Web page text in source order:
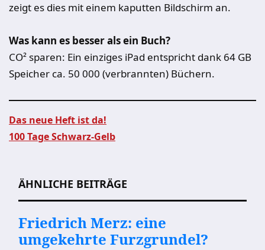
zeigt es dies mit einem kaputten Bildschirm an.
Was kann es besser als ein Buch?
CO² sparen: Ein einziges iPad entspricht dank 64 GB
Speicher ca. 50 000 (verbrannten) Büchern.
Das neue Heft ist da!
100 Tage Schwarz-Gelb
ÄHNLICHE BEITRÄGE
Friedrich Merz: eine
umgekehrte Furzgrundel?